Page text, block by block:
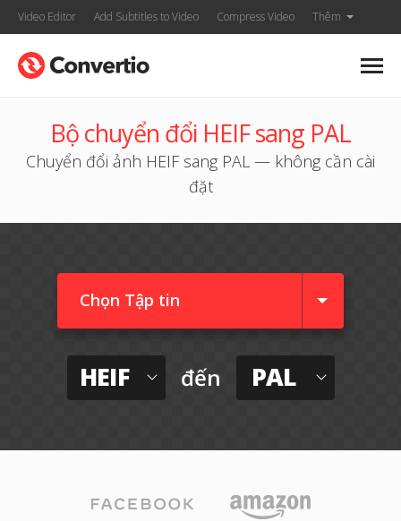
Video Editor Add Subtitles to Video Compress Video Thêm
Bộ chuyển đổi HEIF sang PAL
Chuyển đổi ảnh HEIF sang PAL — không cần cài
đặt
Chọn Tập tin
HEIF đến PAL